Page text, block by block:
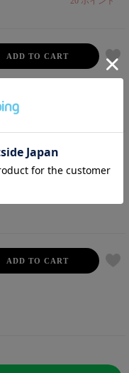
ADD TO CART
ADD TO CART
ADD TO CART